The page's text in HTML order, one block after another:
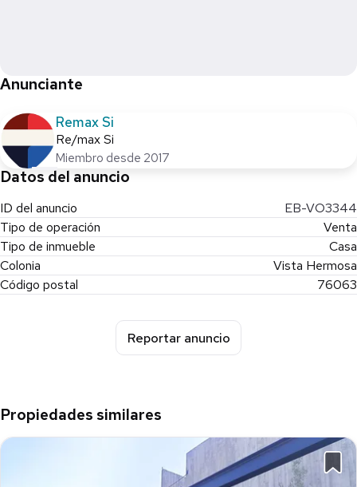
excepcional en una ubicación privilegiada.
Ideal para inversionista, se encuentra rentada con vencimiento
abril 2026
Para más información o para programar una visita, contáctenos
Anunciante
Remax Si
Re/max Si
Miembro desde 2017
Datos del anuncio
ID del anuncio
EB-VO3344
Tipo de operación
Venta
Tipo de inmueble
Casa
Colonia
Vista Hermosa
Código postal
76063
Reportar anuncio
Propiedades similares